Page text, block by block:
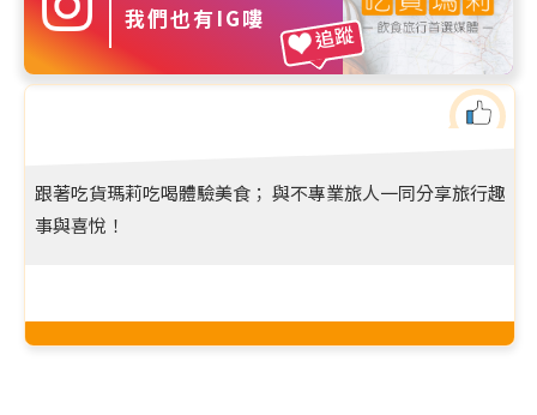
我們也有IG嘍
追蹤
跟著吃貨瑪莉吃喝體驗美食； 與不專業旅人一同分享旅行趣
事與喜悅！